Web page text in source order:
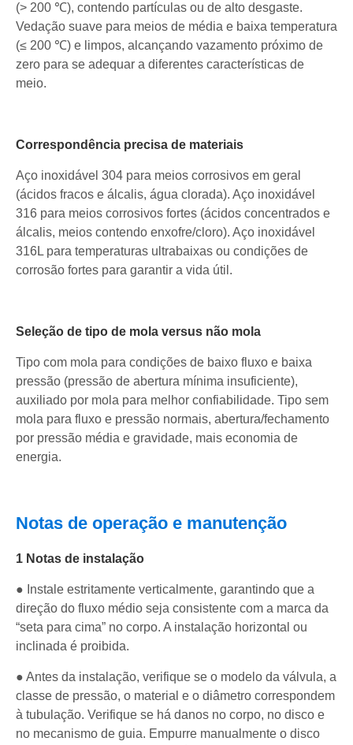
(> 200 ℃), contendo partículas ou de alto desgaste.
Vedação suave para meios de média e baixa temperatura
(≤ 200 ℃) e limpos, alcançando vazamento próximo de
zero para se adequar a diferentes características de
meio.
Correspondência precisa de materiais
Aço inoxidável 304 para meios corrosivos em geral
(ácidos fracos e álcalis, água clorada). Aço inoxidável
316 para meios corrosivos fortes (ácidos concentrados e
álcalis, meios contendo enxofre/cloro). Aço inoxidável
316L para temperaturas ultrabaixas ou condições de
corrosão fortes para garantir a vida útil.
Seleção de tipo de mola versus não mola
Tipo com mola para condições de baixo fluxo e baixa
pressão (pressão de abertura mínima insuficiente),
auxiliado por mola para melhor confiabilidade. Tipo sem
mola para fluxo e pressão normais, abertura/fechamento
por pressão média e gravidade, mais economia de
energia.
Notas de operação e manutenção
1 Notas de instalação
● Instale estritamente verticalmente, garantindo que a
direção do fluxo médio seja consistente com a marca da
“seta para cima” no corpo. A instalação horizontal ou
inclinada é proibida.
● Antes da instalação, verifique se o modelo da válvula, a
classe de pressão, o material e o diâmetro correspondem
à tubulação. Verifique se há danos no corpo, no disco e
no mecanismo de guia. Empurre manualmente o disco